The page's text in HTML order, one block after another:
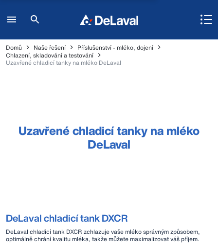
Domů Naše řešení
Příslušenství - mléko, dojení
Chlazení, skladování a testování
Uzavřené chladicí tanky na mléko DeLaval
Uzavřené chladicí tanky na mléko
DeLaval
DeLaval chladicí tank DXCR
DeLaval chladicí tank DXCR zchlazuje vaše mléko správným způsobem,
optimálně chrání kvalitu mléka, takže můžete maximalizovat váš příjem.